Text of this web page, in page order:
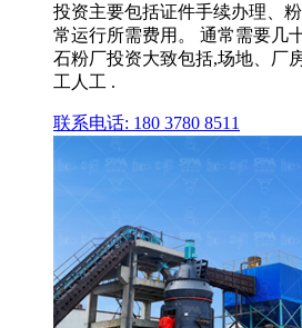
投资主要包括证件手续办理、
常运行所需费用。 通常需要几
石粉厂投资大致包括,场地、厂
工人工 .
联系电话: 180 3780 8511